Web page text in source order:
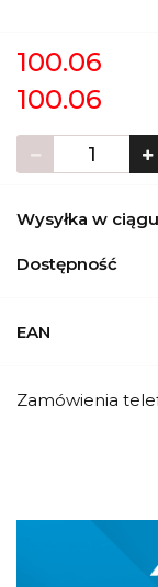
100.06
100.06
Wysyłka w ciągu
Dostępność
EAN
Zamówienia